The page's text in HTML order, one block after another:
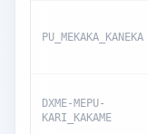
PU_MEKAKA_KANEKA
DXME-MEPU-
KARI_KAKAME